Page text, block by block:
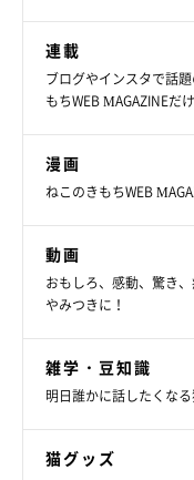
（写真左から）ココタくん
＠kosuke_maeda0103
くんと過ごす楽しい日
みてくださいね♪
★Instagram、Twitterで
でご投稿いただいた素
参照／Instagram（＠
文／雨宮カイ
連載
ブログやインスタで話
もちWEB MAGAZINEだけ
漫画
ねこのきもちWEB
動画
おもしろ、感動、驚き
やみつきに！
雑学・豆知識
明日誰かに話したくな
猫グッズ